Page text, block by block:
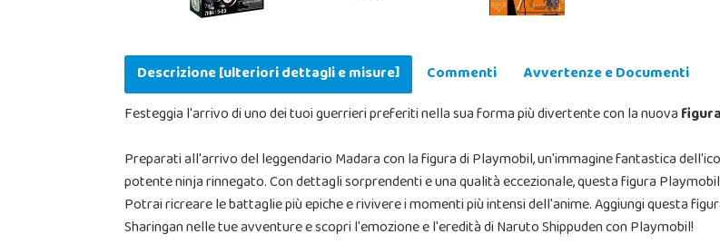
Descrizione [ulteriori dettagli e misure] Commenti
Avvertenze e Documenti
Festeggia l'arrivo di uno dei tuoi guerrieri preferiti nella sua forma più divertente con la nuova
Preparati all'arrivo del leggendario Madara con la figura di Playmobil, un'immagine fantastica
potente ninja rinnegato. Con dettagli sorprendenti e una qualità eccezionale, questa figura
Potrai ricreare le battaglie più epiche e rivivere i momenti più intensi dell'anime. Aggiungi questa
Sharingan nelle tue avventure e scopri l'emozione e l'eredità di Naruto Shippuden con Playmobil!